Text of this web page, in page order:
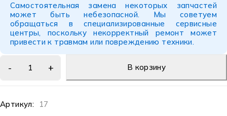
Самостоятельная замена некоторых запчастей
может быть небезопасной. Мы советуем
обращаться в специализированные сервисные
центры, поскольку некорректный ремонт может
привести к травмам или повреждению техники.
В корзину
Артикул: 17